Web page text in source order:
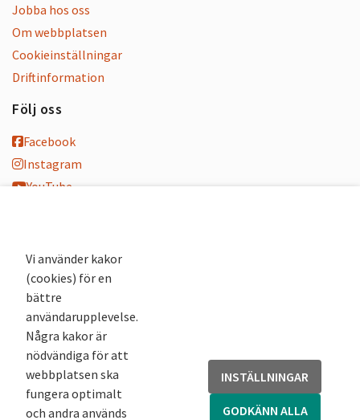
Jobba hos oss
Om webbplatsen
Cookieinställningar
Driftinformation
Följ oss
Facebook
Instagram
YouTube
Nyhetsbrev
Andra webbplatser
Arkivsök
Fornsök
Fornreg
Bebyggelseregistret
Runor
Vi använder kakor
(cookies) för en
bättre
användarupplevelse.
Några kakor är
nödvändiga för att
webbplatsen ska
fungera optimalt
och andra används
INSTÄLLNINGAR
GODKÄNN ALLA